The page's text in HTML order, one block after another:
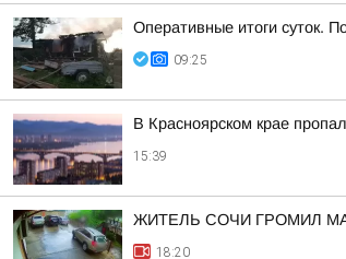
Оперативные итоги суток.
09:25
В Красноярском крае
15:39
ЖИТЕЛЬ СОЧИ ГРОМИЛ
18:20